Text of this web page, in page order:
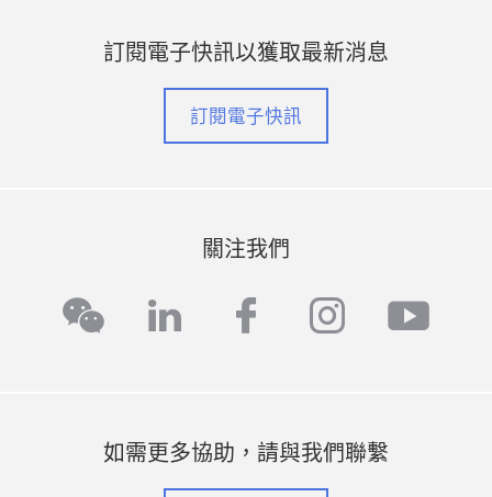
訂閱電子快訊以獲取最新消息
訂閱電子快訊
關注我們
wechatlinkedinfacebook
如需更多協助，請與我們聯繫